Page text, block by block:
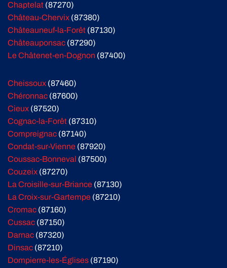
Chaptelat (87270)
Château-Chervix (87380)
Châteauneuf-la-Forêt (87130)
Châteauponsac (87290)
Le Châtenet-en-Dognon (87400)
Cheissoux (87460)
Chéronnac (87600)
Cieux (87520)
Cognac-la-Forêt (87310)
Compreignac (87140)
Condat-sur-Vienne (87920)
Coussac-Bonneval (87500)
Couzeix (87270)
La Croisille-sur-Briance (87130)
La Croix-sur-Gartempe (87210)
Cromac (87160)
Cussac (87150)
Darnac (87320)
Dinsac (87210)
Dompierre-les-Églises (87190)